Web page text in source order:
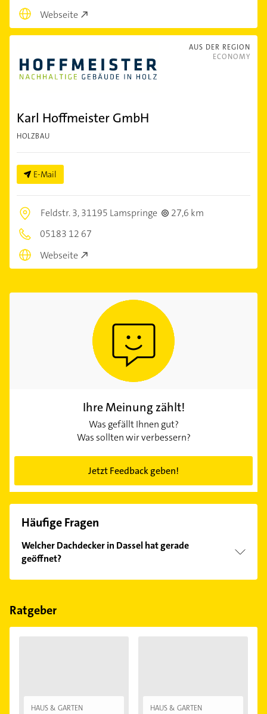
Webseite
AUS DER REGION
ECONOMY
Karl Hoffmeister GmbH
HOLZBAU
E-Mail
Feldstr. 3,31195 Lamspringe
27,6 km
05183 12 67
Webseite
Ihre Meinung zählt!
Was gefällt Ihnen gut?
Was sollten wir verbessern?
Jetzt Feedback geben!
Häufige Fragen
Welcher Dachdecker in Dassel hat gerade
geöffnet?
Im Anbieter-Bereich finden Sie alleÖffnungszeiten.
Feiertagen abweichen können.
Ratgeber
HAUS & GARTEN HAUS & GARTEN